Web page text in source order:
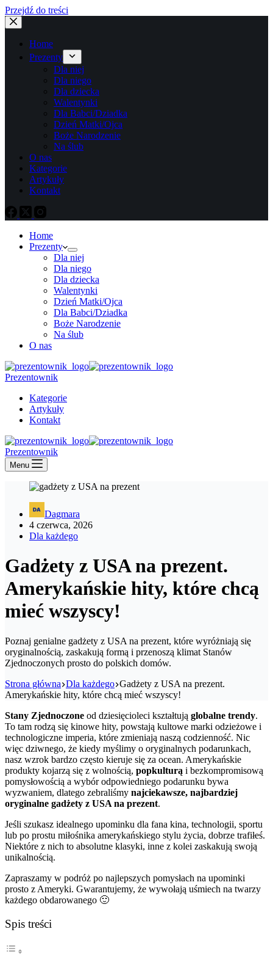
Przejdź do treści
Home
Prezenty
Dla niej
Dla niego
Dla dziecka
Walentynki
Dla Babci/Dziadka
Dzień Matki/Ojca
Boże Narodzenie
Na ślub
O nas
Kategorie
Artykuły
Kontakt
Home
Prezenty
Dla niej
Dla niego
Dla dziecka
Walentynki
Dzień Matki/Ojca
Dla Babci/Dziadka
Boże Narodzenie
Na ślub
O nas
Prezentownik
Kategorie
Artykuły
Kontakt
Prezentownik
Menu
Dagmara
4 czerwca, 2026
Dla każdego
Gadżety z USA na prezent.
Amerykańskie hity, które chcą
mieć wszyscy!
Poznaj genialne gadżety z USA na prezent, które wyróżniają się
oryginalnością, zaskakują formą i przenoszą klimat Stanów
Zjednoczonych prosto do polskich domów.
Strona główna Dla każdego Gadżety z USA na prezent.
Amerykańskie hity, które chcą mieć wszyscy!
Stany Zjednoczone od dziesięcioleci kształtują globalne trendy.
To tam rodzą się kinowe hity, powstają kultowe marki odzieżowe i
technologiczne imperia, które zmieniają naszą codzienność. Nic
więc dziwnego, że kiedy myślimy o oryginalnych podarunkach,
nasz wzrok bardzo często kieruje się za ocean. Amerykańskie
produkty kojarzą się z wolnością, popkulturą i bezkompromisową
pomysłowością a wybór odpowiedniego podarunku bywa
wyzwaniem, dlatego zebraliśmy najciekawsze, najbardziej
oryginalne gadżety z USA na prezent.
Jeśli szukasz idealnego upominku dla fana kina, technologii, sportu
lub po prostu miłośnika amerykańskiego stylu życia, dobrze trafiłeś.
Niektóre z nich to absolutne klasyki, inne z kolei zaskakują swoją
unikalnością.
Zapraszamy w podróż po najlepszych pomysłach na upominki
prosto z Ameryki. Gwarantujemy, że wywołają uśmiech na twarzy
każdego obdarowanego 🙂
Spis treści